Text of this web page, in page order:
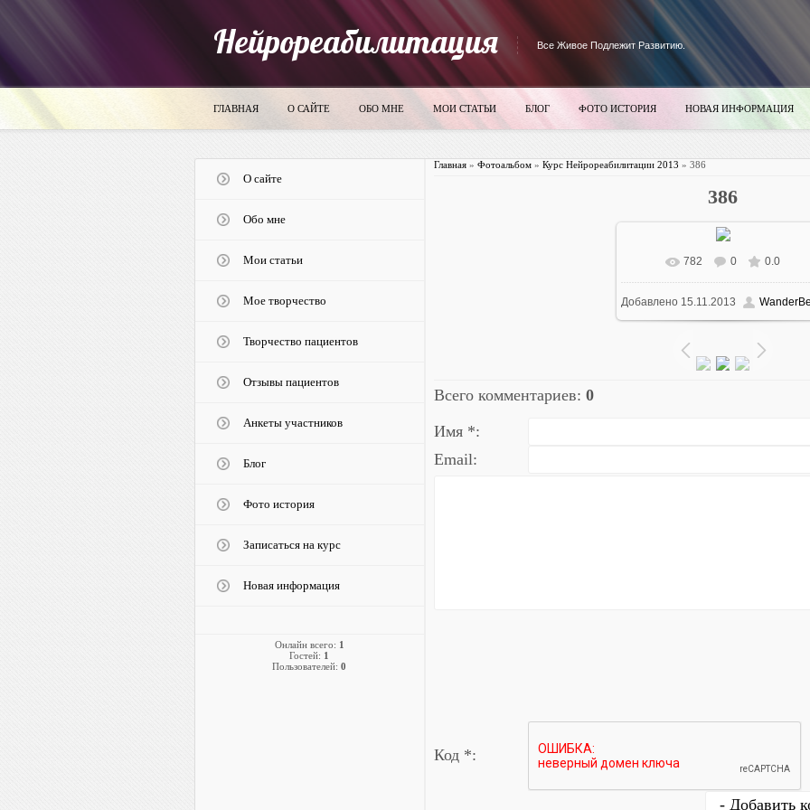
Нейрореабилитация Все Живое Подлежит Развитию.
ГЛАВНАЯ О САЙТЕ ОБО МНЕ МОИ СТАТЬИ БЛОГ ФОТО ИСТОРИЯ НОВАЯ ИНФОРМАЦИЯ
О сайте
Обо мне
Мои статьи
Мое творчество
Творчество пациентов
Отзывы пациентов
Анкеты участников
Блог
Фото история
Записаться на курс
Новая информация
Онлайн всего: 1
Гостей: 1
Пользователей: 0
Главная» Фотоальбом» Курс Нейрореабилитации 2013 » 386
386
В реальном размере 700x525
73.0Kb
782 0 0.0
Добавлено 15.11.2013
Всего комментариев: 0
Имя *:
Email:
Код *: